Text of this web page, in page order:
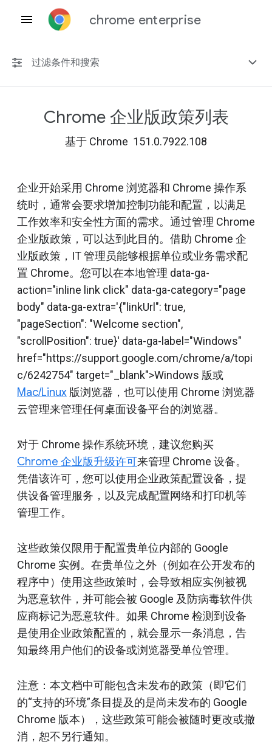
chrome enterprise
过滤条件和搜索
任何平台
Chrome 151
包括已弃用的政策
Chrome 企业版政策列表
基于 Chrome 151.0.7922.108
企业开始采用 Chrome 浏览器和 Chrome 操作系
统时，通常会要求增加控制功能和配置，以满足
工作效率和安全性方面的需求。通过管理 Chrome
企业版政策，可以达到此目的。借助 Chrome 企
业版政策，IT 管理员能够根据单位或业务需求配
置 Chrome。您可以在本地管理 data-ga-
action="inline link click" data-ga-category="page
body" data-ga-extra='{"linkUrl": true,
"pageSection": "Welcome section",
"scrollPosition": true}' data-ga-label="Windows"
href="https://support.google.com/chrome/a/topi
c/6242754" target="_blank">Windows 版或
Mac/Linux 版浏览器，也可以使用 Chrome 浏览器
云管理来管理任何桌面设备平台的浏览器。
对于 Chrome 操作系统环境，建议您购买
Chrome 企业版升级许可来管理 Chrome 设备。
凭借该许可，您可以使用企业政策配置设备，提
供设备管理服务，以及完成配置网络和打印机等
管理工作。
这些政策仅限用于配置贵单位内部的 Google
Chrome 实例。在贵单位之外（例如在公开发布的
程序中）使用这些政策时，会导致相应实例被视
为恶意软件，并可能会被 Google 及防病毒软件供
应商标记为恶意软件。如果 Chrome 检测到设备
是使用企业政策配置的，就会显示一条消息，告
知最终用户他们的设备或浏览器受单位管理。
注意：本文档中可能包含未发布的政策（即它们
的“支持的环境”条目提及的是尚未发布的 Google
Chrome 版本），这些政策可能会被随时更改或撤
消，恕不另行通知。